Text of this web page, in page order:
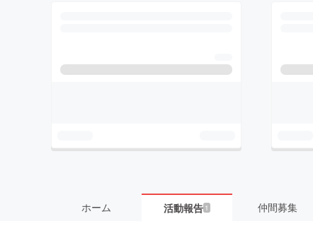
ホーム 活動報告 1 仲間募集